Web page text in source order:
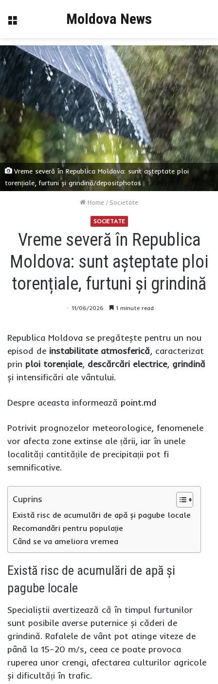
Menu Moldova News
Vreme severă în Republica Moldova: sunt așteptate ploi
torențiale, furtuni și grindină/depositphotos
Home / Societate
SOCIETATE
Vreme severă în Republica
Moldova: sunt așteptate ploi
torențiale, furtuni și grindină
11/06/2026 1 minute read
Republica Moldova se pregătește pentru un nou
episod de instabilitate atmosferică, caracterizat
prin ploi torențiale, descărcări electrice, grindină
și intensificări ale vântului.
Despre aceasta informează point.md
Potrivit prognozelor meteorologice, fenomenele
vor afecta zone extinse ale țării, iar în unele
localități cantitățile de precipitații pot fi
semnificative.
Cuprins
Există risc de acumulări de apă și pagube locale
Recomandări pentru populație
Când se va ameliora vremea
Există risc de acumulări de apă și
pagube locale
Specialiștii avertizează că în timpul furtunilor
sunt posibile averse puternice și căderi de
grindină. Rafalele de vânt pot atinge viteze de
până la 15–20 m/s, ceea ce poate provoca
ruperea unor crengi, afectarea culturilor agricole
și dificultăți în trafic.